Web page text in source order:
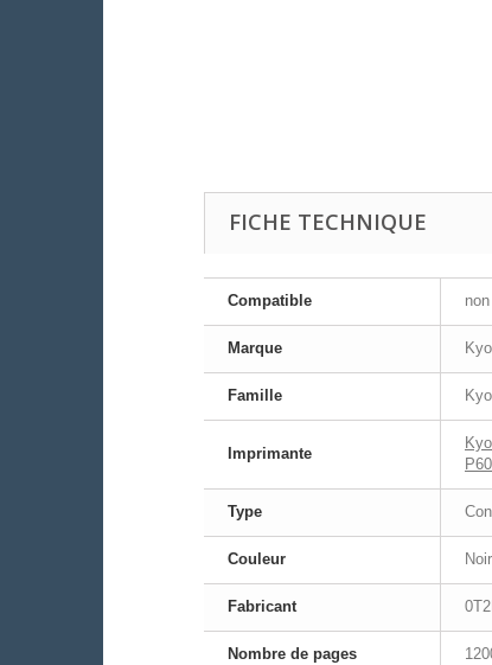
FICHE TECHNIQUE
Compatible non
Marque
Famille
Imprimante
Type
Couleur Noir
Fabricant
Nombre de pages